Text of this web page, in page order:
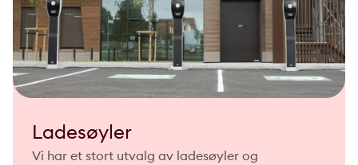
Ladesøyler
Vi har et stort utvalg av ladesøyler og